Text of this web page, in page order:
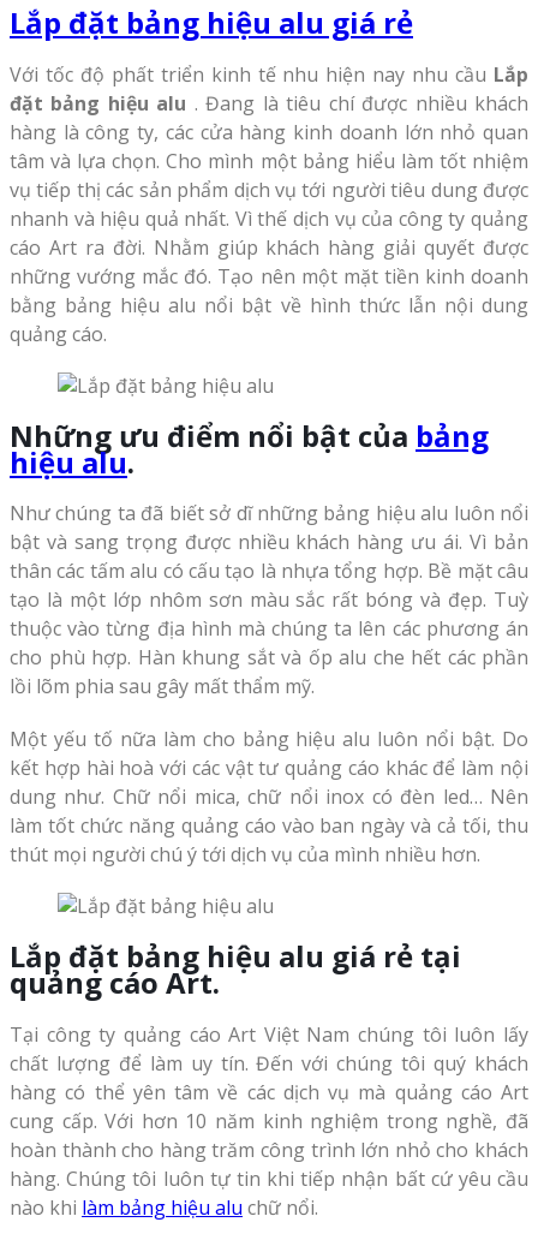
Lắp đặt bảng hiệu alu giá rẻ
Với tốc độ phất triển kinh tế nhu hiện nay nhu cầu Lắp
đặt bảng hiệu alu . Đang là tiêu chí được nhiều khách
hàng là công ty, các cửa hàng kinh doanh lớn nhỏ quan
tâm và lựa chọn. Cho mình một bảng hiểu làm tốt nhiệm
vụ tiếp thị các sản phẩm dịch vụ tới người tiêu dung được
nhanh và hiệu quả nhất. Vì thế dịch vụ của công ty quảng
cáo Art ra đời. Nhằm giúp khách hàng giải quyết được
những vướng mắc đó. Tạo nên một mặt tiền kinh doanh
bằng bảng hiệu alu nổi bật về hình thức lẫn nội dung
quảng cáo.
Những ưu điểm nổi bật của bảng
hiệu alu.
Như chúng ta đã biết sở dĩ những bảng hiệu alu luôn nổi
bật và sang trọng được nhiều khách hàng ưu ái. Vì bản
thân các tấm alu có cấu tạo là nhựa tổng hợp. Bề mặt câu
tạo là một lớp nhôm sơn màu sắc rất bóng và đẹp. Tuỳ
thuộc vào từng địa hình mà chúng ta lên các phương án
cho phù hợp. Hàn khung sắt và ốp alu che hết các phần
lồi lõm phia sau gây mất thẩm mỹ.
Một yếu tố nữa làm cho bảng hiệu alu luôn nổi bật. Do
kết hợp hài hoà với các vật tư quảng cáo khác để làm nội
dung như. Chữ nổi mica, chữ nổi inox có đèn led… Nên
làm tốt chức năng quảng cáo vào ban ngày và cả tối, thu
thút mọi người chú ý tới dịch vụ của mình nhiều hơn.
Lắp đặt bảng hiệu alu giá rẻ tại
quảng cáo Art.
Tại công ty quảng cáo Art Việt Nam chúng tôi luôn lấy
chất lượng để làm uy tín. Đến với chúng tôi quý khách
hàng có thể yên tâm về các dịch vụ mà quảng cáo Art
cung cấp. Với hơn 10 năm kinh nghiệm trong nghề, đã
hoàn thành cho hàng trăm công trình lớn nhỏ cho khách
hàng. Chúng tôi luôn tự tin khi tiếp nhận bất cứ yêu cầu
nào khi làm bảng hiệu alu chữ nổi.